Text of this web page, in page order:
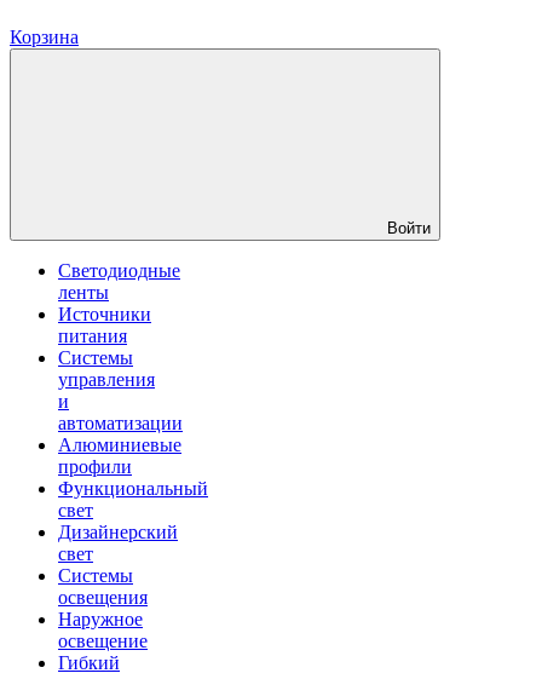
Корзина
Войти
Светодиодные
ленты
Источники
питания
Системы
управления
и
автоматизации
Алюминиевые
профили
Функциональный
свет
Дизайнерский
свет
Системы
освещения
Наружное
освещение
Гибкий